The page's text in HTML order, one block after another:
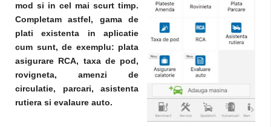
mod si in cel mai scurt timp.
Completam astfel, gama de
plati existenta in aplicatie
cum sunt, de exemplu: plata
asigurare RCA, taxa de pod,
rovigneta, amenzi de
circulatie, parcari, asistenta
rutiera si evalaure auto.